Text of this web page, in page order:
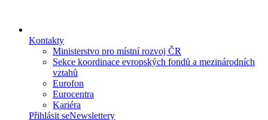
Kontakty
Ministerstvo pro místní rozvoj ČR
Sekce koordinace evropských fondů a mezinárodních
vztahů
Eurofon
Eurocentra
Kariéra
Přihlásit seNewslettery